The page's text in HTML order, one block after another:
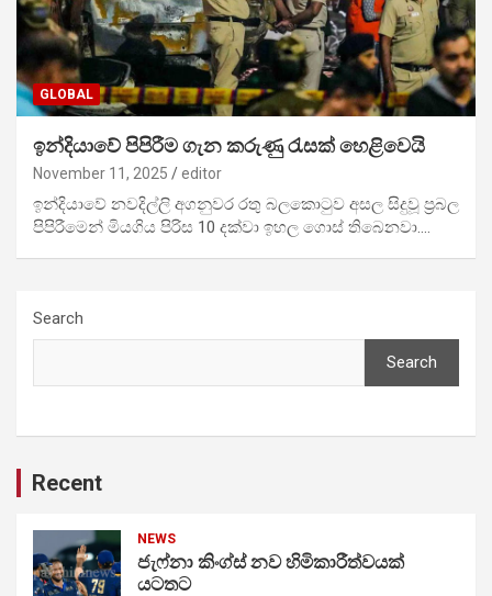
GLOBAL
ඉන්දියාවේ පිපිරීම ගැන කරුණු රැසක් හෙළිවෙයි
November 11, 2025 editor
ඉන්දියාවේ නවදිල්ලි අගනුවර රතු බලකොටුව අසල සිදුවූ ප්‍රබල
පිපිරීමෙන් මියගිය පිරිස 10 දක්වා ඉහල ගොස් තිබෙනවා.…
Search
Search
Recent
NEWS
ජැෆ්නා කිංග්ස් නව හිමිකාරීත්වයක්
යටතට